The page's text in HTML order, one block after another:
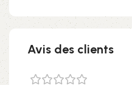
Avis des clients